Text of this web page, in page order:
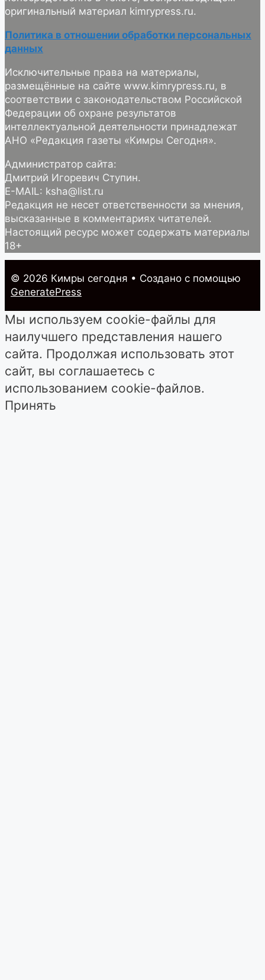
оригинальный материал kimrypress.ru.
Политика в отношении обработки персональных
данных
Исключительные права на материалы,
размещённые на сайте www.kimrypress.ru, в
соответствии с законодательством Российской
Федерации об охране результатов
интеллектуальной деятельности принадлежат
АНО «Редакция газеты «Кимры Сегодня».
Администратор сайта:
Дмитрий Игоревич Ступин.
E-MAIL: ksha@list.ru
Редакция не несет ответственности за мнения,
высказанные в комментариях читателей.
Настоящий ресурс может содержать материалы
18+
© 2026 Кимры cегодня • Создано с помощью
GeneratePress
Мы используем cookie-файлы для
наилучшего представления нашего
сайта. Продолжая использовать этот
сайт, вы соглашаетесь с
использованием cookie-файлов.
Принять